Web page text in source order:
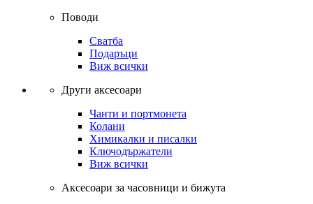
Поводи
Сватба
Подаръци
Виж всички
Други аксесоари
Чанти и портмонета
Колани
Химикалки и писалки
Ключодържатели
Виж всички
Аксесоари за часовници и бижута